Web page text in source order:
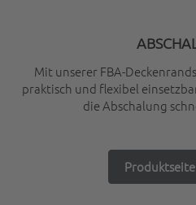
Mit unserer FBA-
praktisch und flexibel
die Abschalung